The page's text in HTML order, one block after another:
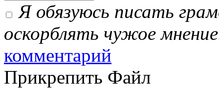
Я обязуюсь писать
оскорблять чужое
комментарий
Прикрепить Файл